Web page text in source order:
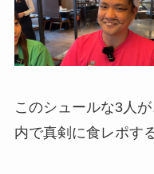
このシュールな3人
内で真剣に食レポす